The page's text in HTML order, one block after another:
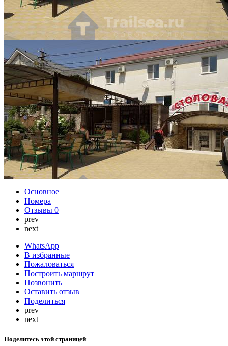
Основное
Номера
Отзывы 0
prev
next
WhatsApp
В избранные
Пожаловаться
Построить маршрут
Позвонить
Оставить отзыв
Поделиться
prev
next
Поделитесь этой страницей